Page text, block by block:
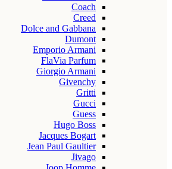
Coach
Creed
Dolce and Gabbana
Dumont
Emporio Armani
FlaVia Parfum
Giorgio Armani
Givenchy
Gritti
Gucci
Guess
Hugo Boss
Jacques Bogart
Jean Paul Gaultier
Jivago